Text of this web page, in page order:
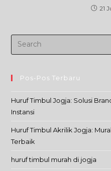
21
Pos-Pos Terbaru
Huruf Timbul Jogja: Solusi
Instansi
Huruf Timbul Akrilik Jogja:
Terbaik
huruf timbul murah di jogja